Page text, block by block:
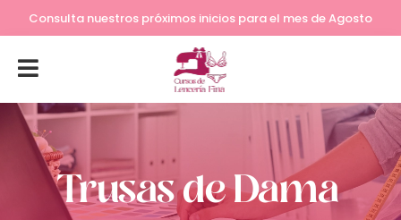
Consulta nuestros próximos inicios para el mes de Agosto
Trusas de Dama